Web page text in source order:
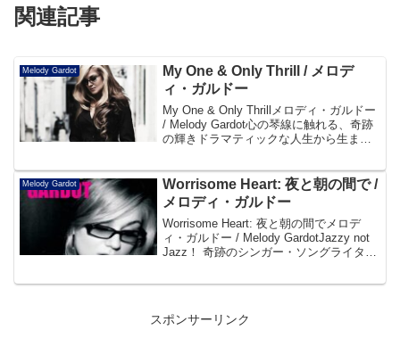
関連記事
Melody Gardot
My One & Only Thrill / メロデ
ィ・ガルドー
My One & Only Thrillメロディ・ガルドー
/ Melody Gardot心の琴線に触れる、奇跡
の輝きドラマティックな人生から生まれ
シンガー・ソングライター、第二章の幕
がいま上がる。帯より...
Melody Gardot
Worrisome Heart: 夜と朝の間で /
メロディ・ガルドー
Worrisome Heart: 夜と朝の間でメロデ
ィ・ガルドー / Melody GardotJazzy not
Jazz！ 奇跡のシンガー・ソングライタ
Melody Gardot 待望のデ...
スポンサーリンク